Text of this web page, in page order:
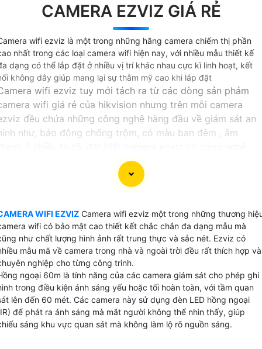
CAMERA EZVIZ GIÁ RẺ
wifi ezviz là một trong những hãng camera chiếm thị phần
nhất trong các loại camera wifi hiện nay, với nhiều mẫu thiết kế
dạng có thể lắp đặt ở nhiều vị trí khác nhau cực kì linh hoạt, kết
không dây giúp mang lại sự thẫm mỹ cao khi lắp đặt
wifi ezviz tuy mới tách ra từ các dòng sản phảm
wifi giá rẻ của hikvision nhưng trên mỗi camera
đều chứa những công nghệ hàng đầu về giám sát an
như, báo động chống trộm, có màu ban đêm , âm
mật 2 lợp tuyệt đối an toàn.
là thương hiệu số 1 thế giới về camera an ninh thì
về camera wifi giá rẻ chất lượng phù hợp với những
trình dân dụng.
nay hầu hết các cửa hàng gia đình bạn có thể thấy
đều sử dụng camera wifi ezviz trên tổng số các
được lắp đặt tại thị trường Việt Nam điều này
minh rằng chất lượng sản phẩm camera ezviz rất
người Việt tin Dùng
GIÁ CAMERA WIFI EZVIZ
WIFI EZVIZ Camera wifi ezviz một trong những thương
wifi có bảo mật cao thiết kết chắc chắn đa dạng mẫu mà
như chất lượng hình ảnh rất trung thực và sắc nét. Ezviz có
mẫu mã về camera trong nhà và ngoài trời đều rất thích hợp và
nghiệp cho từng công trinh.
ngoại 60m là tính năng của các camera giám sát cho phép ghi
trong điều kiện ánh sáng yếu hoặc tối hoàn toàn, với tầm quan
lên đến 60 mét. Các camera này sử dụng đèn LED hồng ngoại
để phát ra ánh sáng mà mắt người không thể nhìn thấy, giúp
sáng khu vực quan sát mà không làm lộ rõ nguồn sáng.